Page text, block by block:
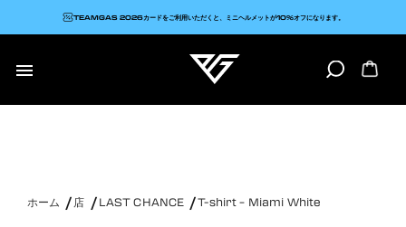

TEAMGAS 2026カードをご利用いただくと、ミニヘルメットが10%オフになります。
ホーム 店 LAST CHANCE T-shirt – Miami White